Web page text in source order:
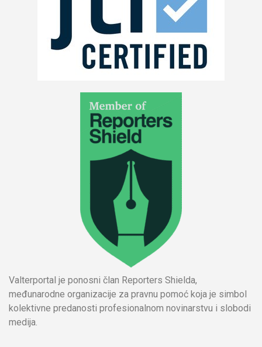
Valterportal je ponosni član Reporters Shielda,
međunarodne organizacije za pravnu pomoć koja je simbol
kolektivne predanosti profesionalnom novinarstvu i slobodi
medija.